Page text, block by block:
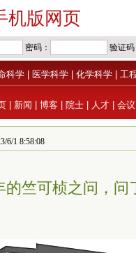
机版网页
科学 医学科学 化学科学 工
新闻 博客 院士 人才 会议
6/1 8:58:08
的竺可桢之问，问